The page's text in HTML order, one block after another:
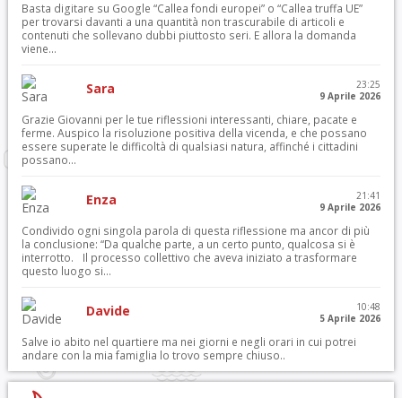
Basta digitare su Google “Callea fondi europei” o “Callea truffa UE”
per trovarsi davanti a una quantità non trascurabile di articoli e
contenuti che sollevano dubbi piuttosto seri. E allora la domanda
viene...
Sara
23:25
9 Aprile 2026
Grazie Giovanni per le tue riflessioni interessanti, chiare, pacate e
ferme. Auspico la risoluzione positiva della vicenda, e che possano
essere superate le difficoltà di qualsiasi natura, affinché i cittadini
possano...
Enza
21:41
9 Aprile 2026
Condivido ogni singola parola di questa riflessione ma ancor di più
la conclusione: “Da qualche parte, a un certo punto, qualcosa si è
interrotto. Il processo collettivo che aveva iniziato a trasformare
questo luogo si...
Davide
10:48
5 Aprile 2026
Salve io abito nel quartiere ma nei giorni e negli orari in cui potrei
andare con la mia famiglia lo trovo sempre chiuso..